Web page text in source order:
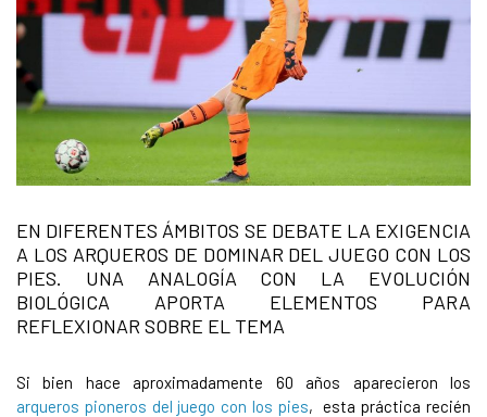
EN DIFERENTES ÁMBITOS SE DEBATE LA EXIGENCIA
A LOS ARQUEROS DE DOMINAR DEL JUEGO CON LOS
PIES. UNA ANALOGÍA CON LA EVOLUCIÓN
BIOLÓGICA APORTA ELEMENTOS PARA
REFLEXIONAR SOBRE EL TEMA
Si bien hace aproximadamente 60 años aparecieron los
arqueros pioneros del juego con los pies, esta práctica recién